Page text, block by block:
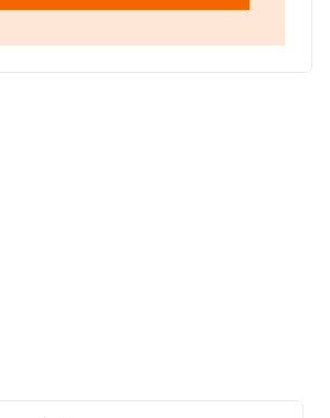
se encuentra en Lugar Parque